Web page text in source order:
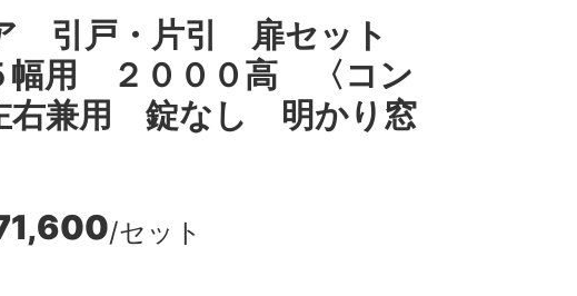
引戸・片引 扉セット
幅用 ２０００高 〈コン
右兼用 錠なし 明かり窓
/セット